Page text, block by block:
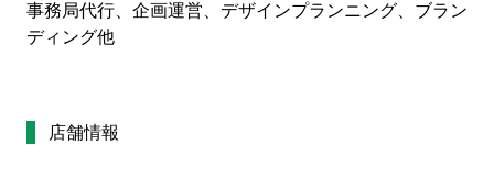
事務局代行、企画運営、デザインプランニング、ブラン
ディング他
店舗情報